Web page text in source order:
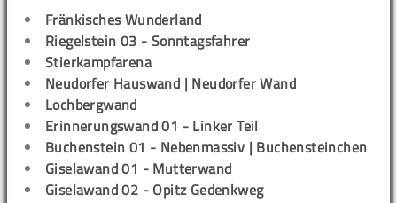
Fränkisches Wunderland
Riegelstein 03 - Sonntagsfahrer
Stierkampfarena
Neudorfer Hauswand | Neudorfer Wand
Lochbergwand
Erinnerungswand 01 - Linker Teil
Buchenstein 01 - Nebenmassiv | Buchensteinchen
Giselawand 01 - Mutterwand
Giselawand 02 - Opitz Gedenkweg